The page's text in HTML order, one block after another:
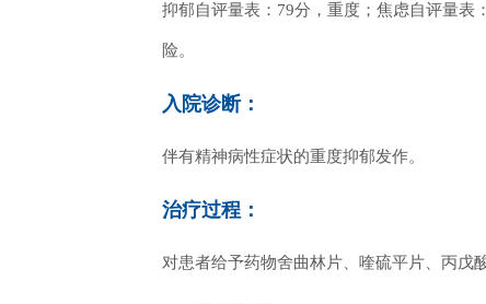
抑郁自评量表：79分，重度；焦虑自评量表
险。
入院诊断：
伴有精神病性症状的重度抑郁发作。
治疗过程：
对患者给予药物舍曲林片、喹硫平片、丙戊